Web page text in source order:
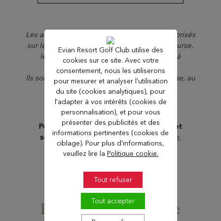
Les animaux de compagnie ne sont pas autorisés
sur le parcours 18 trous The Champions Course,
le parcours 6 trous The Lake Course, ni à
l’Academy.
Ils sont uniquement acceptés, tenus en laisse, au
restaurant Le Chalet du Golf.
Pour plus d'informations sur nos tarifs et
services, n'hésitez pas à nouscontacter.
Préparez votre arrivée
Evian Resort Golf Club utilise des
cookies sur ce site. Avec votre
consentement, nous les utiliserons
pour mesurer et analyser l'utilisation
du site (cookies analytiques), pour
l'adapter à vos intérêts (cookies de
personnalisation), et pour vous
présenter des publicités et des
informations pertinentes (cookies de
ciblage). Pour plus d'informations,
veuillez lire la Politique cookie.
Tout refuser
Tout accepter